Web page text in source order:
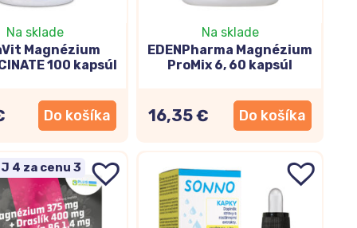
a pracujú tiež na tom, aby zostával
Na sklade
Magnézium
100 kapsúl
Do košíka
Na sklade
EDENPharma Magnézium
ProMix 6, 60 kapsúl
16,35 € Do košíka
4 za cenu 3